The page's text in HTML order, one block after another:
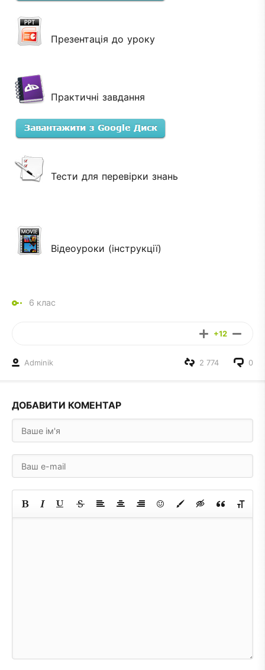
Презентація до уроку
Практичні завдання
Тести для перевірки знань
Відеоуроки (інструкції)
6 клас
+12
Adminik 0
2 774
ДОБАВИТИ КОМЕНТАР